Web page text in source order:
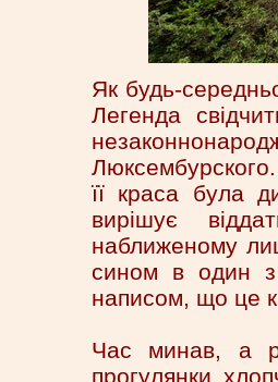
Як будь-
Легенда
її краса була
вирішує
наближеному
сином в один з
написом, що це
Час минав, а
прогулянки